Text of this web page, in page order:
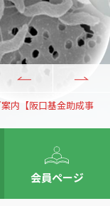
内【阪口基金助成事
会員ページ